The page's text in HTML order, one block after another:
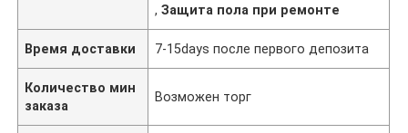
,Защита пола при ремонте
Время доставки 7-15days после первого депозита
Количество мин
заказа
Возможен торг